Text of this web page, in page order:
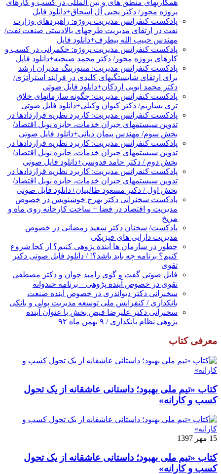
همکاریهای منطق های و بین المللی در کسب و کارهای
پروژه محور/ دکتر یحیی آل اسحاق+دانلود فایل
پادکست کنفرانس مدیریت پروژه: راهبردهای وزارت
نفت در ارتقای مدیریت طرحهای بالادستی صنعت نفت/
مهندس حبیب الله بیطرف+دانلود فایل
پادکست کنفرانس مدیریت پروژه: حکمرانی در کسب و
کارهای پروژه محور/ دکتر محمد صبحیه+دانلود فایل
پادکست کنفرانس مدیریت: منتورینگ مدیران ارشد
برای ارتقای شایستگیهای کلیدی در فرایند استراتژی/
دکتر محمد ابویی اردکان+دانلود فایل صوتی
پادکست کنفرانس مدیریت: چگونه سازمانهای خلاق
تری بسازیم/ دکتر کیوان وکیلی+دانلود فایل صوتی
پادکست کنفرانس مدیریت: کاربرد نظریه قراردادها در
تدوین سیستمهای جبران خدمات، جایزه نوبل اقتصاد/
بخش سوم/ مهندس پیمان دیانی+دانلود فایل صوتی
پادکست کنفرانس مدیریت: کاربرد نظریه قراردادها در
تدوین سیستمهای جبران خدمات، جایزه نوبل اقتصاد/
بخش دوم / دکتر حامد قدوسی+دانلود فایل صوتی
پادکست کنفرانس مدیریت: کاربرد نظریه قراردادها در
تدوین سیستمهای جبران خدمات، جایزه نوبل اقتصاد/
بخش اول / دکتر مسعود طالبیان+دانلود فایل صوتی
پادکست سخنرانی دکتر بهرخ خوشنویس در خصوص
مدیریت و اقتصاد در فضا + ساخت کارخانه روی ماه و
مریخ
پادکست/ سخنان دکتر سعید رمضانی در خصوص
مدیریت دارایی های فیزیکی
چطور در سازمان ها آینده پژوهی کنیم؟ از کجا شروع
کنیم؟ برنامه چه باید باشد؟! / دانلود فایل صوتی دکتر
تقوی
فایل صوتی گفت و گوی رامبد جوان و دکتر مصطفی
تقوی در خصوص آینده پژوهی – برنامه خندوانه
سخنرانی دکتر دیواندری در خصوص آینده صنعت
بانکداری / کنفرانس ملی توسعه مدیریت پولی و بانکی
سخنرانی دکتر علیرضا فیض بخش با عنوان آینده
پژوهی نظام بانکداری / ۹ بهمن ماه ۹۲
معرفی کتاب
کتاب «تیم ملی بهبود؛ داستانی عاشقانه از یک تحول
کسب و کارانه»
15 مهر 1397
کتاب «تیم ملی بهبود؛ داستانی عاشقانه از یک تحول
کسب و کارانه»